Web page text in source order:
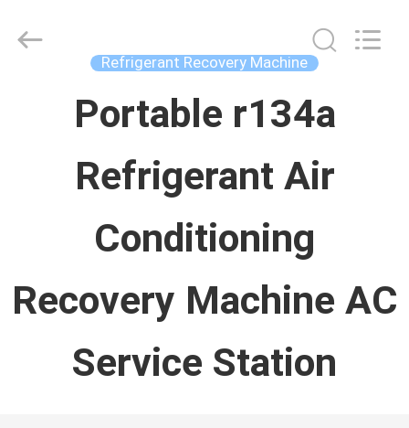
ผลิตภัณฑ์
กับ
เรา
Autoclave
Online
Refrigerant Recovery Machine
Portable r134a
Refrigerant Air
Conditioning
Recovery Machine AC
Service Station